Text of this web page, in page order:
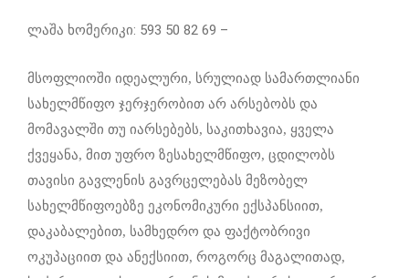
ლაშა ხომერიკი: 593 50 82 69 –
მსოფლიოში იდეალური, სრულიად სამართლიანი
სახელმწიფო ჯერჯერობით არ არსებობს და
მომავალში თუ იარსებებს, საკითხავია, ყველა
ქვეყანა, მით უფრო ზესახელმწიფო, ცდილობს
თავისი გავლენის გავრცელებას მეზობელ
სახელმწიფოებზე ეკონომიკური ექსპანსიით,
დაკაბალებით, სამხედრო და ფაქტობრივი
ოკუპაციით და ანექსიით, როგორც მაგალითად,